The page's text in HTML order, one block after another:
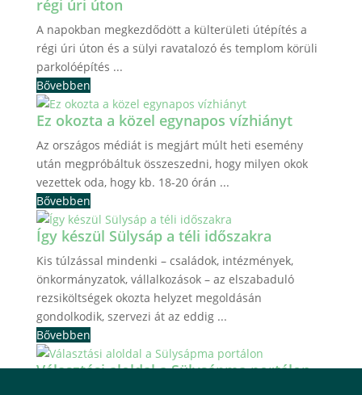
régi úri úton
A napokban megkezdődött a külterületi útépítés a
régi úri úton és a sülyi ravatalozó és templom körüli
parkolóépítés ...
Bővebben
Ez okozta a közel egynapos vízhiányt
Az országos médiát is megjárt múlt heti esemény
után megpróbáltuk összeszedni, hogy milyen okok
vezettek oda, hogy kb. 18-20 órán ...
Bővebben
Így készül Sülysáp a téli időszakra
Kis túlzással mindenki – családok, intézmények,
önkormányzatok, vállalkozások – az elszabaduló
rezsiköltségek okozta helyzet megoldásán
gondolkodik, szervezi át az eddig ...
Bővebben
Választási aloldal a Sülysápma portálon